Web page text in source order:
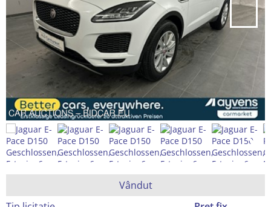
Vândut